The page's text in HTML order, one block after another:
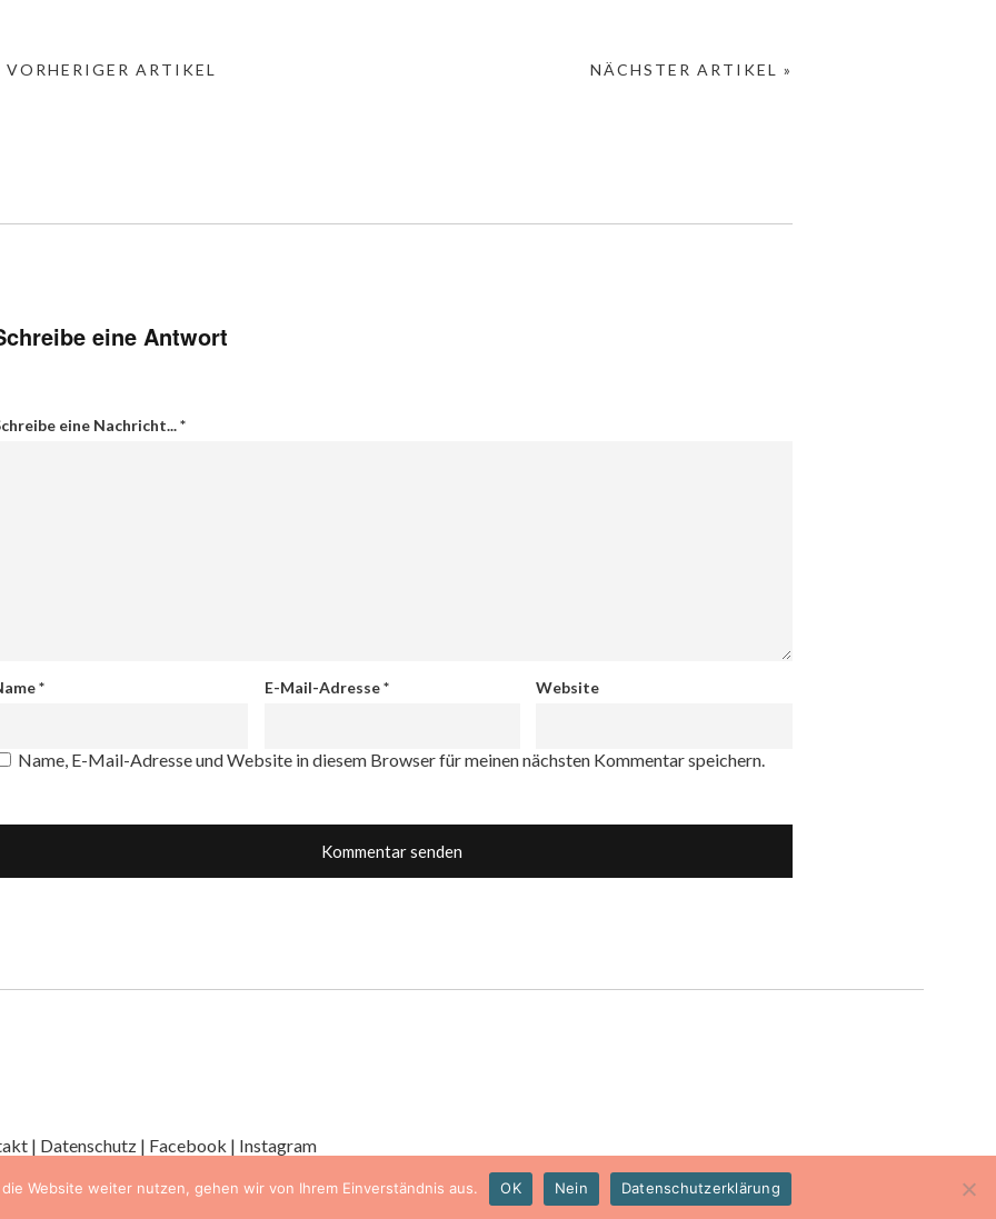
NÄCHSTER ARTIKEL »
VORHERIGER ARTIKEL
eine Antwort
eine Nachricht...*
* E-Mail-Adresse* Website
Name, E-Mail-Adresse und Website in diesem Browser für meinen nächsten Kommentar speichern.
| Datenschutz| Facebook | Instagram
Website weiter nutzen, gehen wir von Ihrem Einverständnis aus. OK Nein Datenschutzerklärung